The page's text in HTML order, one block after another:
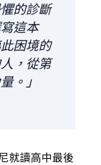
的診斷
這本
困境的
，從第
。」
就讀高中最後